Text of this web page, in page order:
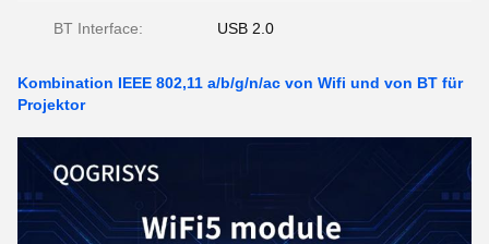
BT Interface: USB 2.0
Kombination IEEE 802,11 a/b/g/n/ac von Wifi und von BT für
Projektor